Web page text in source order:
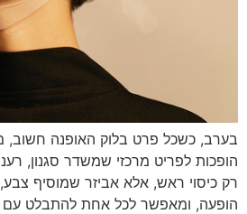
בערב, כשכל פרט בלוק האופנה חשוב,
הופכות לפריט מרכזי שמשדר סגנון,
רק כיסוי ראש, אלא אביזר שמוסיף
הופעה, ומאפשר לכל אחת להתבלט עם